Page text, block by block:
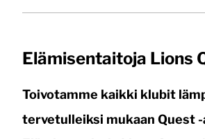
Elämisentaitoja Lions
Toivotamme kaikki klubit
tervetulleiksi mukaan Quest